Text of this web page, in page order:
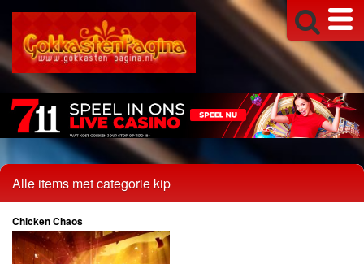
Alle items met categorie kip
Chicken Chaos